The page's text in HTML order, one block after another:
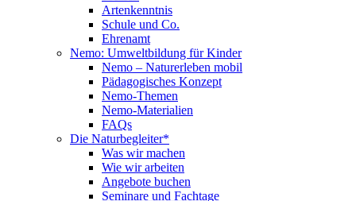
Artenkenntnis
Schule und Co.
Ehrenamt
Nemo: Umweltbildung für Kinder
Nemo – Naturerleben mobil
Pädagogisches Konzept
Nemo-Themen
Nemo-Materialien
FAQs
Die Naturbegleiter*
Was wir machen
Wie wir arbeiten
Angebote buchen
Seminare und Fachtage